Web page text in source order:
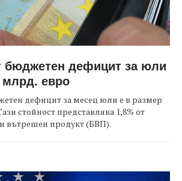
бюджетен дефицит за юли
млрд. евро
дефицит за месец юли е в размер
стойност представлява 1,8% от
вътрешен продукт (БВП).